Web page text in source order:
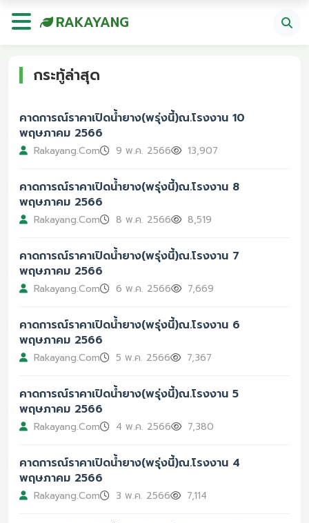
RAKAYANG
กระทู้ล่าสุด
คาดการณ์ราคาเปิดน้ำยาง(พรุ่งนี้)ณ.โรงงาน 10
พฤษภาคม 2566
Rakayang.Com 9 พ.ค. 2566 13,907
คาดการณ์ราคาเปิดน้ำยาง(พรุ่งนี้)ณ.โรงงาน 8
พฤษภาคม 2566
Rakayang.Com 8 พ.ค. 2566 8,519
คาดการณ์ราคาเปิดน้ำยาง(พรุ่งนี้)ณ.โรงงาน 7
พฤษภาคม 2566
Rakayang.Com 6 พ.ค. 2566 7,669
คาดการณ์ราคาเปิดน้ำยาง(พรุ่งนี้)ณ.โรงงาน 6
พฤษภาคม 2566
Rakayang.Com 5 พ.ค. 2566 7,367
คาดการณ์ราคาเปิดน้ำยาง(พรุ่งนี้)ณ.โรงงาน 5
พฤษภาคม 2566
Rakayang.Com 4 พ.ค. 2566 7,380
คาดการณ์ราคาเปิดน้ำยาง(พรุ่งนี้)ณ.โรงงาน 4
พฤษภาคม 2566
Rakayang.Com 3 พ.ค. 2566 7,114